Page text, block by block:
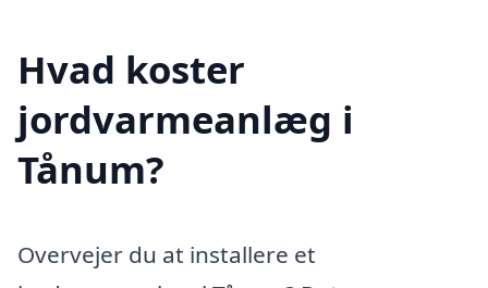
Hvad koster
jordvarmeanlæg i
Tånum?
Overvejer du at installere et